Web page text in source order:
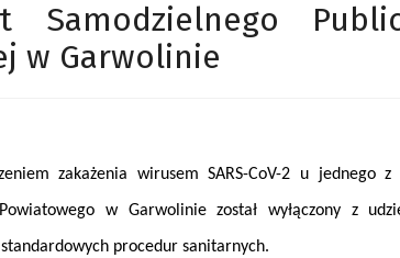
Samodzielnego
w Garwolinie
zakażenia wirusem SARS-CoV-2 u jednego
w Garwolinie został wyłączony z
procedur sanitarnych.